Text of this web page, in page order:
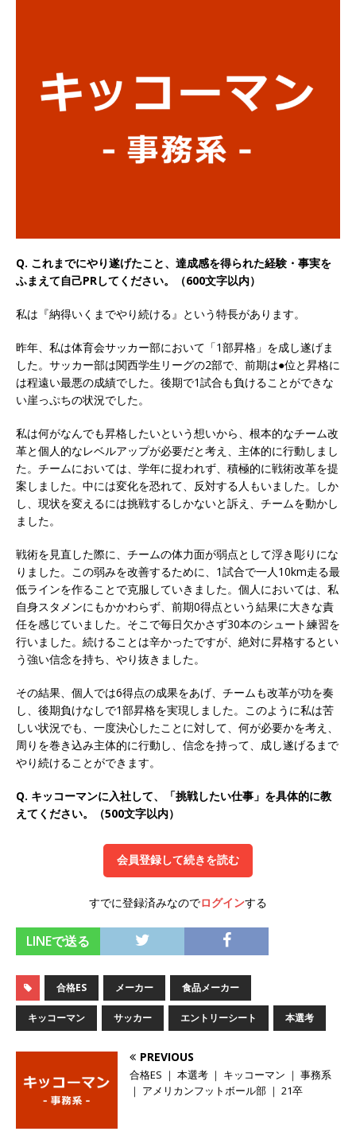
メーカー ｜ 9期連続の最高益・11期連続の10%
以上営業増益を達成 ｜ プライム上場 ｜ カプコン
[ 2026年5月15日 ] 【 28卒 ｜ 早期選考直結型の
体育会積極採用企業
[ 2026年5月15日 ] 【 28卒 ｜ インターンシップ
参加者は書類選考・一次面接免除 】 M&A総研の
グループ企業 ｜ 日本トップレベルの企業へ幅広
いコンサルを行う ｜ スタートアップの成長性×
大手グループとしての安定性バツグン ｜ 年収
オンツ・コンサルティング
体育会積極採用企
業
[ 2026年5月14日 ] 【 28卒 ｜ ES自動合格!! 】選
80％・国内シェア50％以上の製品保有!! ｜ 一眼
レフ大手メーカー全てと取引する国内トップシェ
アのマグネシウム部品製造メーカー ｜ 賞与前年
度実績6.5ヵ月・平均6ヶ月以上 ｜ ミツワ電機工
業
体育会積極採用企業
[ 2026年5月14日 ] 【 28卒 ｜ 書類選考自動合
格!! 】 選考直結説明会｜ 需要が伸び続ける安定
したリフォーム業界の専門商社 ｜ 大手メーカー
らず昇給を約束 ｜ ソーゴー
体育会積極採用
[ 2026年5月14日 ] 【 28卒 】 NTTドコモグルー
り速く、高い成長を求める人には超魅力的な挑戦
環境!! ｜ 日本で初めてインターネット広告事業を
体育会積極採用企業
[ 2026年5月14日 ] 【 28卒 ｜ 体験型インターン
療機関向け広告・人材営業 ｜ 未経験からコンサ
ル、マーケティング、ブランディングが経験でき
Q. これまでにやり遂げたこと、達成感を得られた経験・事実を
ふまえて自己PRしてください。（600文字以内）
私は『納得いくまでやり続ける』という特長があります。
昨年、私は体育会サッカー部において「1部昇格」を成し遂げま
した。サッカー部は関西学生リーグの2部で、前期は●位と昇格に
は程遠い最悪の成績でした。後期で1試合も負けることができな
い崖っぷちの状況でした。
私は何がなんでも昇格したいという想いから、根本的なチーム改
革と個人的なレベルアップが必要だと考え、主体的に行動しまし
た。チームにおいては、学年に捉われず、積極的に戦術改革を提
案しました。中には変化を恐れて、反対する人もいました。しか
し、現状を変えるには挑戦するしかないと訴え、チームを動かし
ました。
戦術を見直した際に、チームの体力面が弱点として浮き彫りにな
りました。この弱みを改善するために、1試合で一人10km走る最
低ラインを作ることで克服していきました。個人においては、私
自身スタメンにもかかわらず、前期0得点という結果に大きな責
任を感じていました。そこで毎日欠かさず30本のシュート練習を
行いました。続けることは辛かったですが、絶対に昇格するとい
う強い信念を持ち、やり抜きました。
その結果、個人では6得点の成果をあげ、チームも改革が功を奏
し、後期負けなしで1部昇格を実現しました。このように私は苦
しい状況でも、一度決心したことに対して、何が必要かを考え、
周りを巻き込み主体的に行動し、信念を持って、成し遂げるまで
やり続けることができます。
Q. キッコーマンに入社して、「挑戦したい仕事」を具体的に教
えてください。（500文字以内）
会員登録して続きを読む
すでに登録済みなのでログインする
LINEで送る
合格ES メーカー 食品メーカー
キッコーマン サッカー エントリーシート 本選考
PREVIOUS
合格ES ｜ 本選考 ｜ キッコーマン ｜ 事務系
｜ アメリカンフットボール部 ｜ 21卒